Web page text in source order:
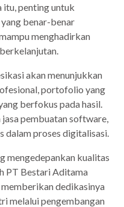
itu, penting untuk
benar-benar
menghadirkan
akan menunjukkan
portofolio yang
berfokus pada hasil.
pembuatan software,
dalam proses digitalisasi.
mengedepankan kualitas
PT Bestari Aditama
dedikasinya
melalui pengembangan